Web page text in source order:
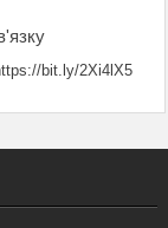
bit.ly/2Xi4lX5